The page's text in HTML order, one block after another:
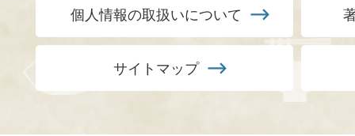
個人情報の取扱いについて
サイトマップ